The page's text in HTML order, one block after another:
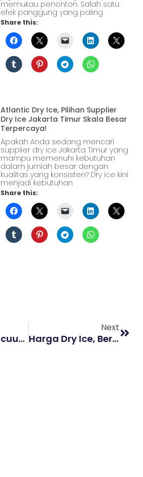
memukau penonton. Salah satu
efek panggung yang paling
Share this:
Atlantic Dry Ice, Pilihan Supplier
Dry Ice Jakarta Timur Skala Besar
Terpercaya!
Apakah Anda sedang mencari
supplier dry ice Jakarta Timur yang
mampu memenuhi kebutuhan
dalam jumlah besar dengan
kualitas yang konsisten? Dry ice kini
menjadi kebutuhan
Share this:
Container Vacuum, Solusi Menyimpan Bekal Saat Piknik Ke Luar Kota
Next
Harga Dry Ice, Berapa Sih?